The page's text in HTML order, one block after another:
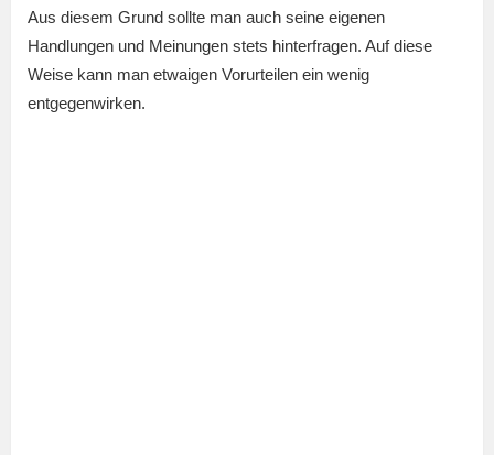
Aus diesem Grund sollte man auch seine eigenen
Handlungen und Meinungen stets hinterfragen. Auf diese
Weise kann man etwaigen Vorurteilen ein wenig
entgegenwirken.